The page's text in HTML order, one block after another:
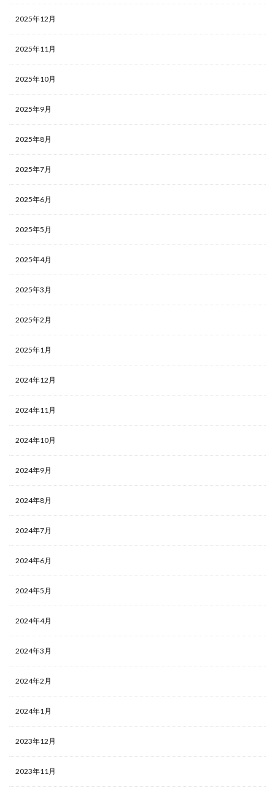
2025年12月
2025年11月
2025年10月
2025年9月
2025年8月
2025年7月
2025年6月
2025年5月
2025年4月
2025年3月
2025年2月
2025年1月
2024年12月
2024年11月
2024年10月
2024年9月
2024年8月
2024年7月
2024年6月
2024年5月
2024年4月
2024年3月
2024年2月
2024年1月
2023年12月
2023年11月